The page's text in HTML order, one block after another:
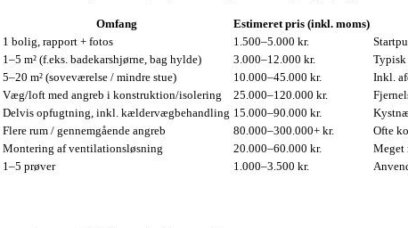
Omfang Estimeret pris (inkl. moms)
1 bolig, rapport + fotos 1.500–5.000 kr.
1–5 m² (f.eks. badekarshjørne, bag hylde) 3.000–12.000 kr.
Typisk
5–20 m² (soveværelse / mindre stue) 10.000–45.000 kr.
Inkl.
Væg/loft med angreb i konstruktion/isolering 25.000–120.000 kr.
Delvis opfugtning, inkl. kældervægbehandling 15.000–90.000 kr.
Flere rum / gennemgående angreb 80.000–300.000+ kr.
Ofte
Montering af ventilationsløsning 20.000–60.000 kr.
Meget
1–5 prøver 1.000–3.500 kr.